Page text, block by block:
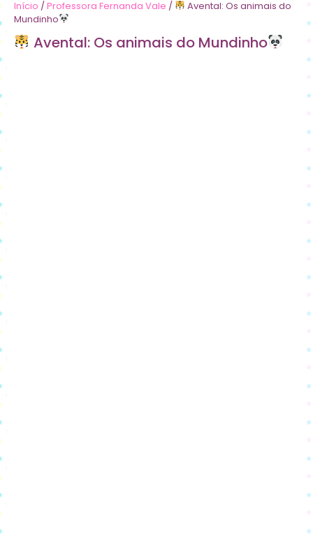
Início /Professora Fernanda Vale /
Avental: Os animais do
Mundinho
Avental: Os animais do Mundinho